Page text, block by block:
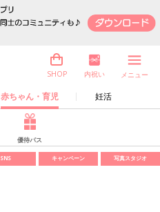
赤ちゃん・育児 妊活
SHOP 内祝い メニュー
優待パス
SNS キャンペーン 写真スタジオ